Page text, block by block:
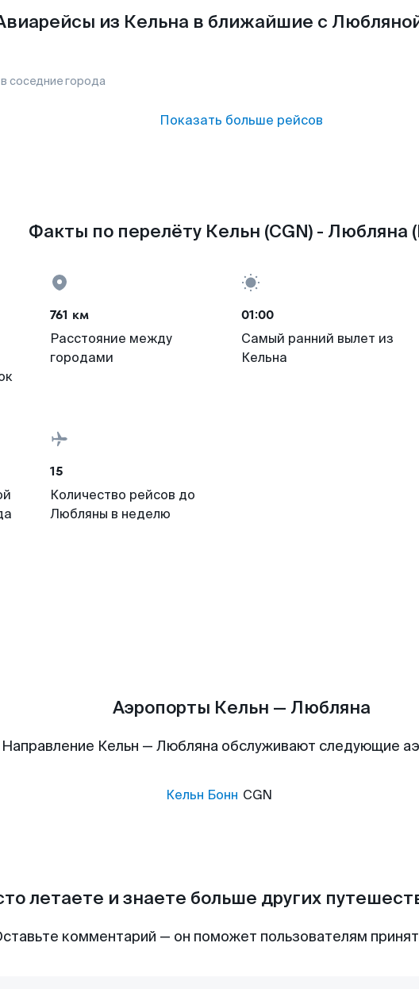
из Кельна в ближайшие с
соседние города
Показать больше рейсов
Факты по перелёту Кельн (CGN) - Любляна
761 км
Расстояние между
городами
01:00
Самый ранний вылет из
Кельна
15
Количество рейсов до
Любляны в неделю
Аэропорты Кельн — Любляна
Направление Кельн — Любляна обслуживают следующие
Кельн Бонн CGN
летаете и знаете больше других
комментарий — он поможет пользователям